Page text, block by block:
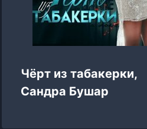
Чёрт из табакерки,
Сандра Бушар